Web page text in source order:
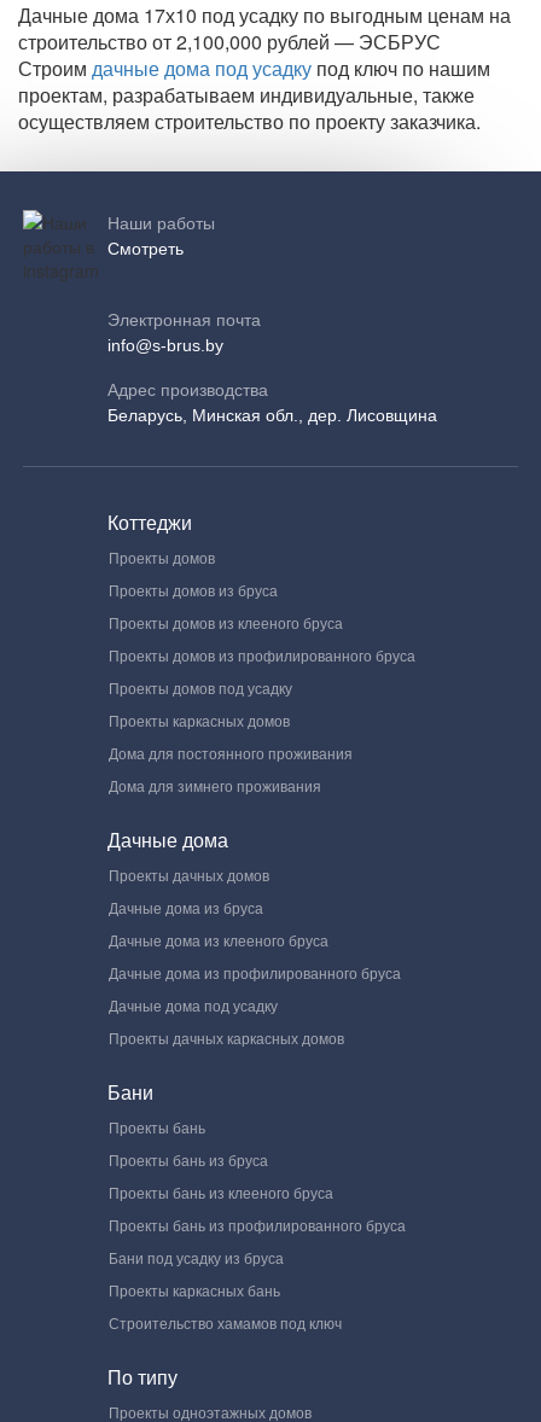
Дачные дома 17х10 под усадку по выгодным ценам на
строительство от 2,100,000 рублей — ЭСБРУС
Строим дачные дома под усадку под ключ по нашим
проектам, разрабатываем индивидуальные, также
осуществляем строительство по проекту заказчика.
Наши работы
Смотреть
Электронная почта
info@s-brus.by
Адрес производства
Беларусь, Минская обл., дер. Лисовщина
Коттеджи
Проекты домов
Проекты домов из бруса
Проекты домов из клееного бруса
Проекты домов из профилированного бруса
Проекты домов под усадку
Проекты каркасных домов
Дома для постоянного проживания
Дома для зимнего проживания
Дачные дома
Проекты дачных домов
Дачные дома из бруса
Дачные дома из клееного бруса
Дачные дома из профилированного бруса
Дачные дома под усадку
Проекты дачных каркасных домов
Бани
Проекты бань
Проекты бань из бруса
Проекты бань из клееного бруса
Проекты бань из профилированного бруса
Бани под усадку из бруса
Проекты каркасных бань
Строительство хамамов под ключ
По типу
Проекты одноэтажных домов